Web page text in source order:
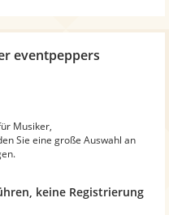
eventpeppers
Musiker,
Sie eine große Auswahl an
keine Registrierung